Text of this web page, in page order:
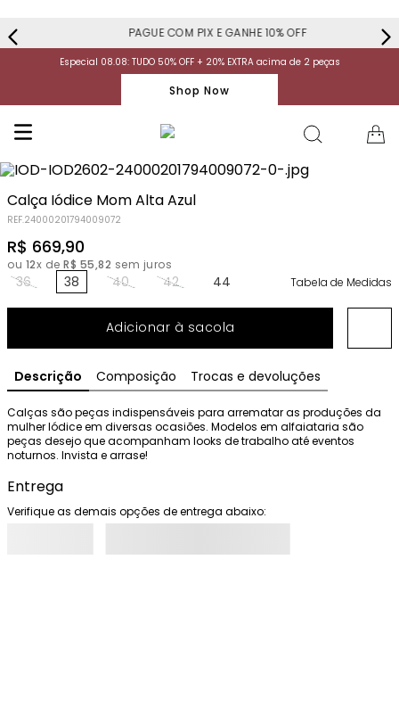
PAGUE COM PIX E GANHE 10% OFF
Especial 08.08: TUDO 50% OFF + 20% EXTRA acima de 2 peças
Shop Now
Calça Iódice Mom Alta Azul
REF.24000201794009072
R$ 669,90
ou 12x de R$ 55,82 sem juros
36 38 40 42 44 Tabela de Medidas
Adicionar à sacola
Descrição Composição Trocas e devoluções
Calças são peças indispensáveis para arrematar as produções da
mulher Iódice em diversas ocasiões. Modelos em alfaiataria são
peças desejo que acompanham looks de trabalho até eventos
noturnos. Invista e arrase!
Entrega
Verifique as demais opções de entrega abaixo: